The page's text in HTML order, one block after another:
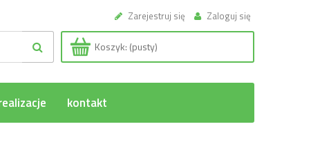
Zarejestruj się Zaloguj się
Koszyk: (pusty)
kontakt